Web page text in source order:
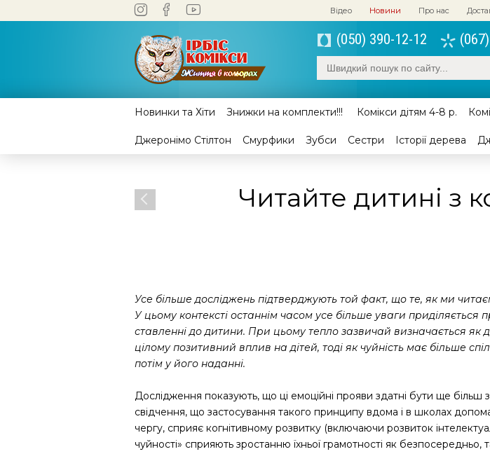
Відео Новини Про нас
(050) 390-12-12
Новинки та Хіти Знижки на комплекти!!! Комікси дітям 4-8 р.
Джеронімо Стілтон Смурфики Зубси Сестри Історії дерева
Читайте дитині з
Усе більше досліджень підтверджують той факт, що те, як ми
У цьому контексті останнім часом усе більше уваги приділяється
ставленні до дитини. При цьому тепло зазвичай визначається як
цілому позитивний вплив на дітей, тоді як чуйність має більше
потім у його наданні.
Дослідження показують, що ці емоційні прояви здатні бути ще
свідчення, що застосування такого принципу вдома і в школах
чергу, сприяє когнітивному розвитку (включаючи розвиток
чуйності» сприяють зростанню їхньої грамотності як безпосередньо,